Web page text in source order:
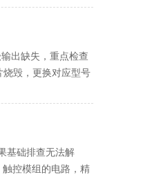
出缺失，重点检查
烧毁，更换对应型号
基础排查无法解
控模组的电路，精